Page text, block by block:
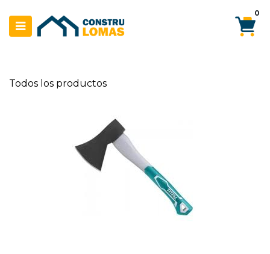
0
Todos los productos